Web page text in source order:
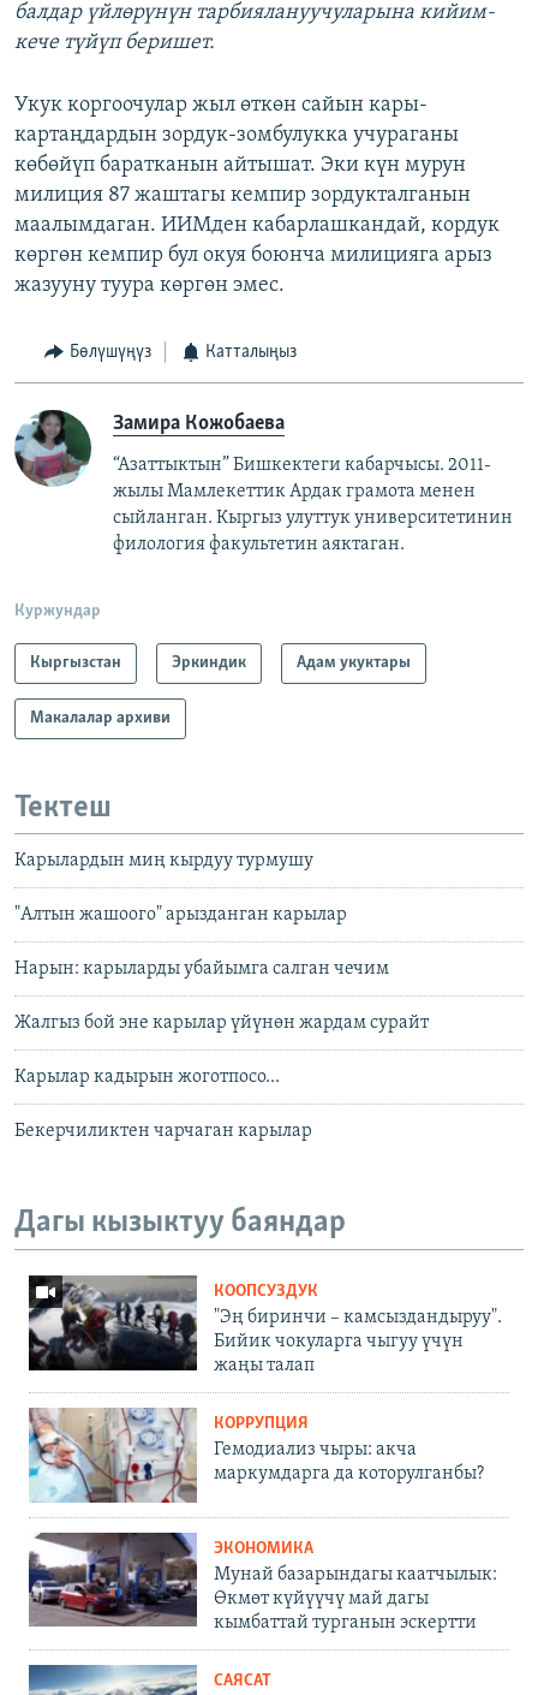
балдар үйлөрүнүн тарбиялануучуларына кийим-
кече түйүп беришет.
Укук коргоочулар жыл өткөн сайын кары-
картаңдардын зордук-зомбулукка учураганы
көбөйүп баратканын айтышат. Эки күн мурун
милиция 87 жаштагы кемпир зордукталганын
маалымдаган. ИИМден кабарлашкандай, кордук
көргөн кемпир бул окуя боюнча милицияга арыз
жазууну туура көргөн эмес.
Бөлүшүңүз Катталыңыз
Замира Кожобаева
“Азаттыктын” Бишкектеги кабарчысы. 2011-
жылы Мамлекеттик Ардак грамота менен
сыйланган. Кыргыз улуттук университетинин
филология факультетин аяктаган.
Куржундар
Кыргызстан Эркиндик Адам укуктары
Макалалар архиви
Тектеш
Карылардын миң кырдуу турмушу
"Алтын жашоого" арызданган карылар
Нарын: карыларды убайымга салган чечим
Жалгыз бой эне карылар үйүнөн жардам сурайт
Карылар кадырын жоготпосо...
Бекерчиликтен чарчаган карылар
Дагы кызыктуу баяндар
КООПСУЗДУК
"Эң биринчи – камсыздандыруу".
Бийик чокуларга чыгуу үчүн
жаңы талап
КОРРУПЦИЯ
Гемодиализ чыры: акча
маркумдарга да которулганбы?
ЭКОНОМИКА
Мунай базарындагы каатчылык:
Өкмөт күйүүчү май дагы
кымбаттай турганын эскертти
САЯСАТ